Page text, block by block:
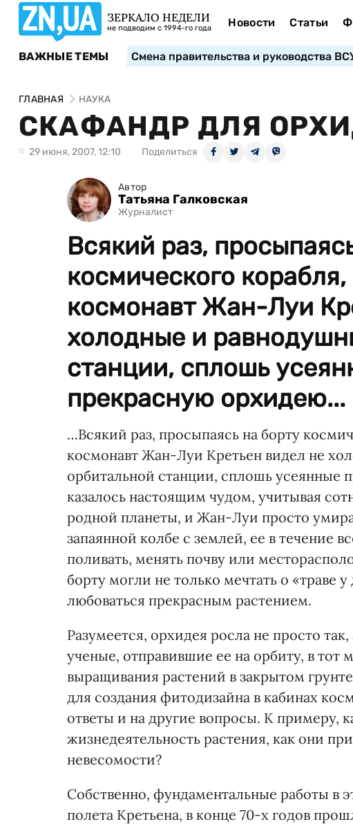
ЗЕРКАЛО НЕДЕЛИ
не подводим с 1994-го года Новости Статьи
ВАЖНЫЕ ТЕМЫ Смена правительства и руководства
ГЛАВНАЯ НАУКА
СКАФАНДР ДЛЯ
29 июня, 2007, 12:10 Поделиться
Автор
Татьяна Галковская
Журналист
Всякий раз,
космического
космонавт Жан-Луи
холодные и
станции, сплошь
прекрасную орхидею...
…Всякий раз, просыпаясь на борту
космонавт Жан-Луи Кретьен видел не
орбитальной станции, сплошь
казалось настоящим чудом, учитывая
родной планеты, и Жан-Луи просто
запаянной колбе с землей, ее в течение
поливать, менять почву или
борту могли не только мечтать о
любоваться прекрасным растением.
Разумеется, орхидея росла не просто
ученые, отправившие ее на орбиту, в тот
выращивания растений в закрытом
для создания фитодизайна в кабинах
ответы и на другие вопросы. К примеру,
жизнедеятельность растения, как они
невесомости?
Собственно, фундаментальные работы в
полета Кретьена, в конце 70-х годов